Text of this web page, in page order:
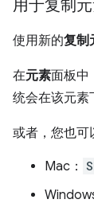
用于复制
使用新的复制
在元素面板中
统会在该元素
或者，您也可
Mac：